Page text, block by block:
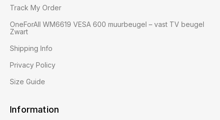
Track My Order
OneForAll WM6619 VESA 600 muurbeugel – vast TV beugel
Zwart
Shipping Info
Privacy Policy
Size Guide
Information